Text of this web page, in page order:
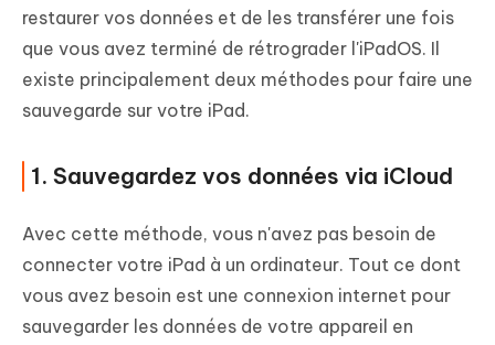
restaurer vos données et de les transférer une fois
que vous avez terminé de rétrograder l'iPadOS. Il
existe principalement deux méthodes pour faire une
sauvegarde sur votre iPad.
1. Sauvegardez vos données via iCloud
Avec cette méthode, vous n'avez pas besoin de
connecter votre iPad à un ordinateur. Tout ce dont
vous avez besoin est une connexion internet pour
sauvegarder les données de votre appareil en